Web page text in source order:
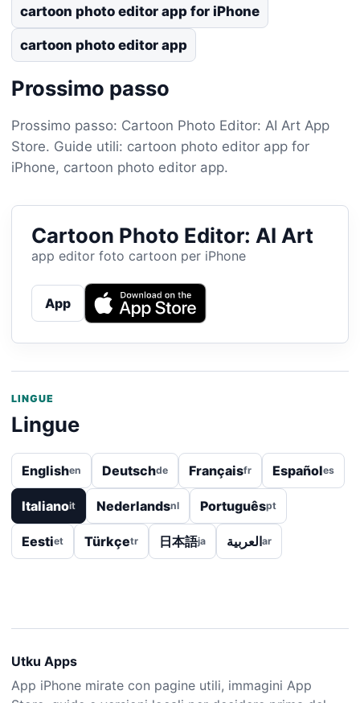
cartoon photo editor app for iPhone
cartoon photo editor app
Prossimo passo
Prossimo passo: Cartoon Photo Editor: AI Art App
Store. Guide utili: cartoon photo editor app for
iPhone, cartoon photo editor app.
Cartoon Photo Editor: AI Art
app editor foto cartoon per iPhone
App
LINGUE
Lingue
Englishen Deutschde Françaisfr Españoles
Italianoit Nederlandsnl Portuguêspt
Eestiet Türkçetr 日本語ja العربيةar
Utku Apps
App iPhone mirate con pagine utili, immagini App